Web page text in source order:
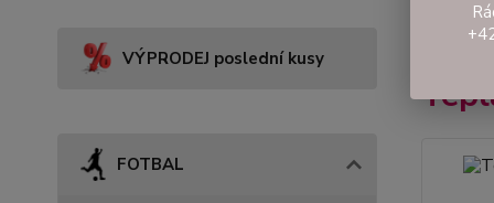
VÝPRODEJ poslední kusy
FOTBAL